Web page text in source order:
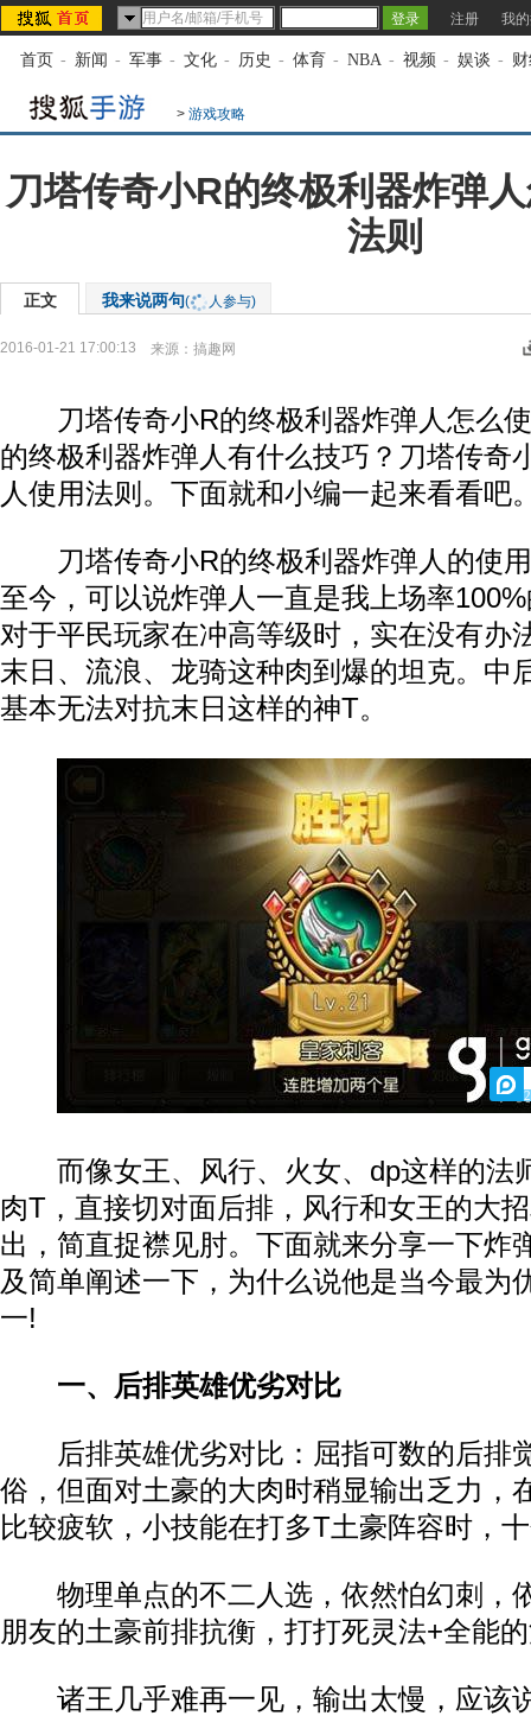
注册 我
首页 - 新闻 - 军事 - 文化 - 历史 - 体育 - NBA - 视频 - 娱谈 -
> 游戏攻略
刀塔传奇小R的终极利器炸弹
法则
正文 我来说两句( 人参与)
2016-01-21 17:00:13 来源： 搞趣网
刀塔传奇小R的终极利器炸弹人怎么使
的终极利器炸弹人有什么技巧？刀塔传奇
人使用法则。下面就和小编一起来看看吧
刀塔传奇小R的终极利器炸弹人的使用
至今，可以说炸弹人一直是我上场率
对于平民玩家在冲高等级时，实在没有办
末日、流浪、龙骑这种肉到爆的坦克。中
基本无法对抗末日这样的神T。
2
而像女王、风行、火女、dp这样的法
肉T，直接切对面后排，风行和女王的大
出，简直捉襟见肘。下面就来分享一下炸
及简单阐述一下，为什么说他是当今最为
一!
一、后排英雄优劣对比
后排英雄优劣对比：屈指可数的后排
俗，但面对土豪的大肉时稍显输出乏力，
比较疲软，小技能在打多T土豪阵容时，
物理单点的不二人选，依然怕幻刺，
朋友的土豪前排抗衡，打打死灵法+全能
诸王几乎难再一见，输出太慢，应该